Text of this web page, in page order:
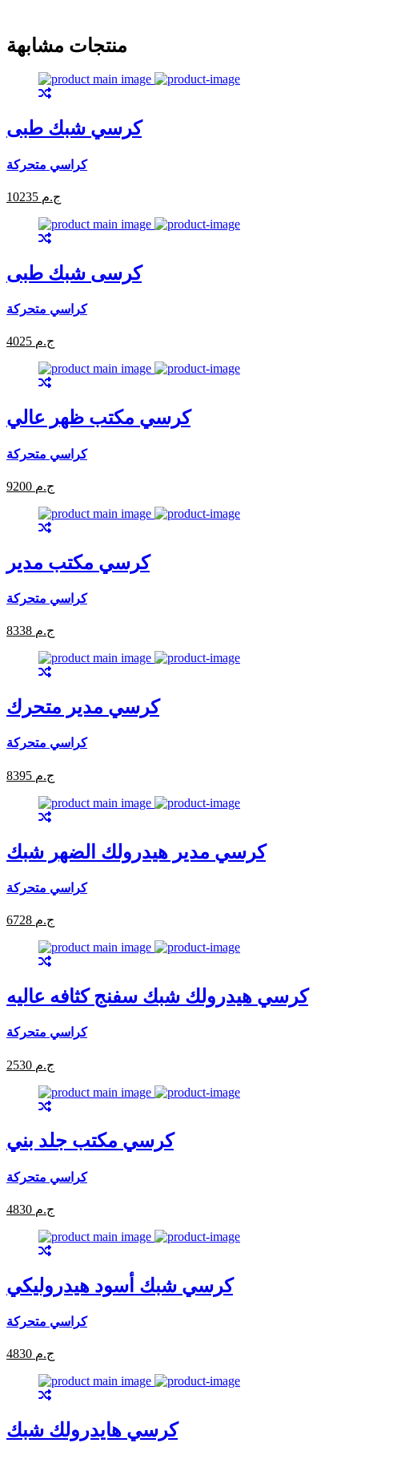
منتجات مشابهة
كرسي شبك طبى
كراسي متحركة
10235 ج.م
كرسى شبك طبى
كراسي متحركة
4025 ج.م
كرسي مكتب ظهر عالي
كراسي متحركة
9200 ج.م
كرسي مكتب مدير
كراسي متحركة
8338 ج.م
كرسي مدير متحرك
كراسي متحركة
8395 ج.م
كرسي مدير هيدرولك الضهر شبك
كراسي متحركة
6728 ج.م
كرسي هيدرولك شبك سفنج كثافه عاليه
كراسي متحركة
2530 ج.م
كرسي مكتب جلد بني
كراسي متحركة
4830 ج.م
كرسي شبك أسود هيدروليكي
كراسي متحركة
4830 ج.م
كرسي هايدرولك شبك